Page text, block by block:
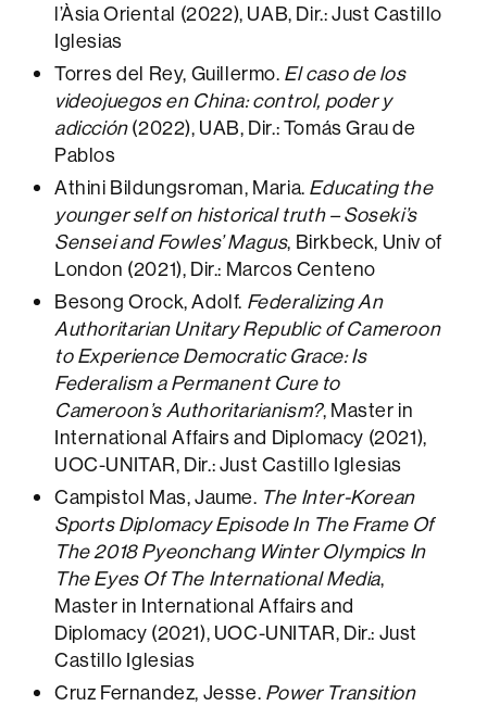
l’Àsia Oriental (2022), UAB, Dir.: Just Castillo
Iglesias
Torres del Rey, Guillermo. El caso de los
videojuegos en China: control, poder y
adicción(2022), UAB, Dir.: Tomás Grau de
Pablos
Athini Bildungsroman, Maria. Educating the
younger self on historical truth – Soseki’s
Sensei and Fowles’ Magus, Birkbeck, Univ of
London (2021), Dir.: Marcos Centeno
Besong Orock, Adolf. Federalizing An
Authoritarian Unitary Republic of Cameroon
to Experience Democratic Grace: Is
Federalism a Permanent Cure to
Cameroon’s Authoritarianism?, Master in
International Affairs and Diplomacy (2021),
UOC-UNITAR, Dir.: Just Castillo Iglesias
Campistol Mas, Jaume. The Inter-Korean
Sports Diplomacy Episode In The Frame Of
The 2018 Pyeonchang Winter Olympics In
The Eyes Of The International Media,
Master in International Affairs and
Diplomacy (2021), UOC-UNITAR, Dir.: Just
Castillo Iglesias
Cruz Fernandez, Jesse. Power Transition